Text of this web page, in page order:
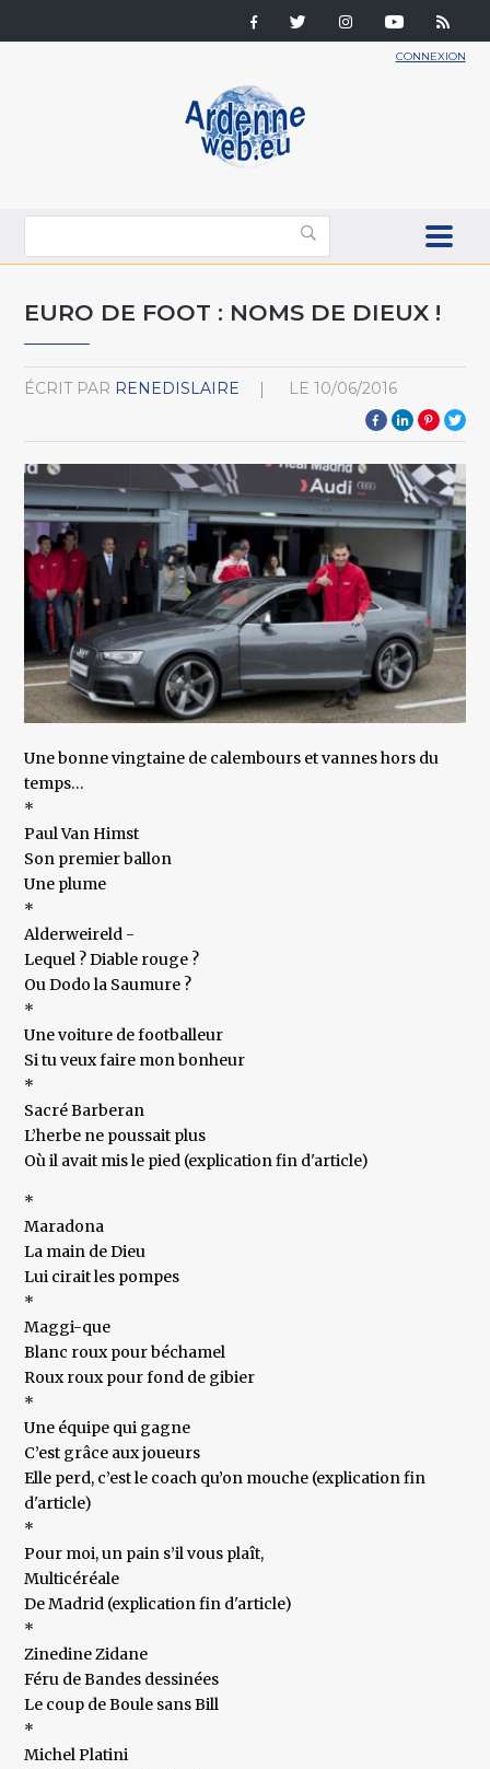
CONNEXION
EURO DE FOOT : NOMS DE DIEUX !
ÉCRIT PAR RENEDISLAIRE LE 10/06/2016
Une bonne vingtaine de calembours et vannes hors du
temps…
*
Paul Van Himst
Son premier ballon
Une plume
*
Alderweireld -
Lequel ? Diable rouge ?
Ou Dodo la Saumure ?
*
Une voiture de footballeur
Si tu veux faire mon bonheur
*
Sacré Barberan
L’herbe ne poussait plus
Où il avait mis le pied (explication fin d'article)
*
Maradona
La main de Dieu
Lui cirait les pompes
*
Maggi-que
Blanc roux pour béchamel
Roux roux pour fond de gibier
*
Une équipe qui gagne
C’est grâce aux joueurs
Elle perd, c’est le coach qu’on mouche (explication fin
d'article)
*
Pour moi, un pain s’il vous plaît,
Multicéréale
De Madrid (explication fin d'article)
*
Zinedine Zidane
Féru de Bandes dessinées
Le coup de Boule sans Bill
*
Michel Platini